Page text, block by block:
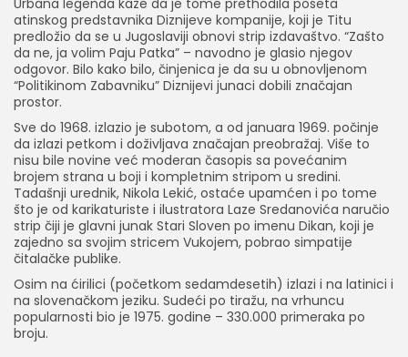
atinskog predstavnika Diznijeve kompanije, koji je Titu
predložio da se u Jugoslaviji obnovi strip izdavaštvo. “Zašto
da ne, ja volim Paju Patka” – navodno je glasio njegov
odgovor. Bilo kako bilo, činjenica je da su u obnovljenom
“Politikinom Zabavniku” Diznijevi junaci dobili značajan
prostor.
Sve do 1968. izlazio je subotom, a od januara 1969. počinje
da izlazi petkom i doživljava značajan preobražaj. Više to
nisu bile novine već moderan časopis sa povećanim
brojem strana u boji i kompletnim stripom u sredini.
Tadašnji urednik, Nikola Lekić, ostaće upamćen i po tome
što je od karikaturiste i ilustratora Laze Sredanovića naručio
strip čiji je glavni junak Stari Sloven po imenu Dikan, koji je
zajedno sa svojim stricem Vukojem, pobrao simpatije
čitalačke publike.
Osim na ćirilici (početkom sedamdesetih) izlazi i na latinici i
na slovenačkom jeziku. Sudeći po tiražu, na vrhuncu
popularnosti bio je 1975. godine – 330.000 primeraka po
broju.